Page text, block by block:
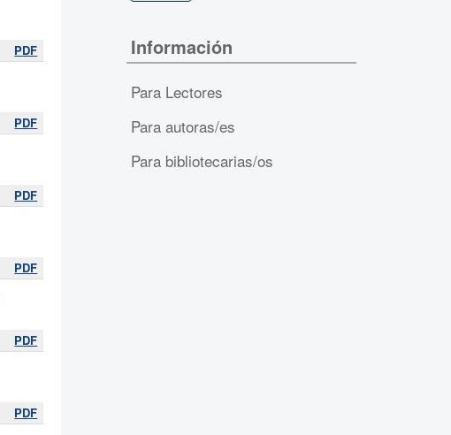
PDF
PDF
PDF
PDF
PDF
PDF
Información
Para Lectores
Para autoras/es
Para bibliotecarias/os